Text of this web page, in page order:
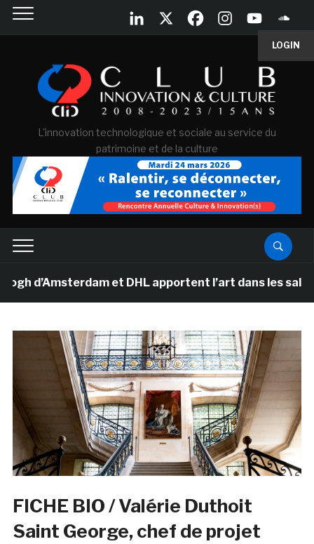
LOGIN
L'innovation technologique et sociale au service du
patrimoine et de la culture
d’Amsterdam et DHL apportent l’art dans les salles
FICHE BIO / Valérie Duthoit
Saint George, chef de projet